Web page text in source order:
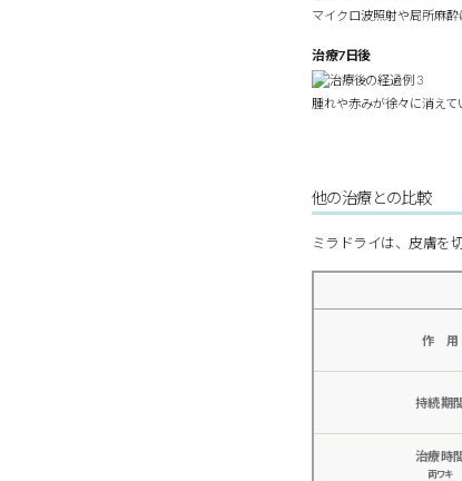
マイクロ波照射や局所麻
治療7日後
腫れや赤みが徐々に消えて
他の治療との比較
ミラドライは、皮膚を
作 用
持続期
治療時
両ワキ